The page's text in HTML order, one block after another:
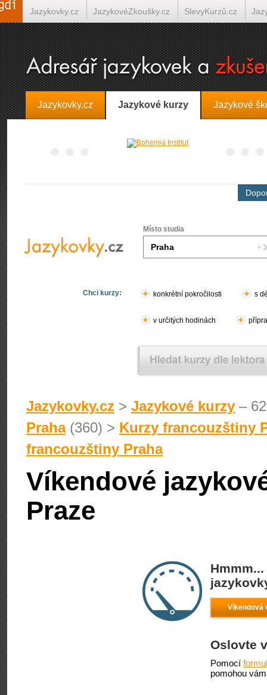
Jazykovky.cz Jazykové kurzy Jazykové
Místo studia
Chci kurzy: konkrétní pokročilosti s
v určitých hodinách
Jazykovky.cz > Jazykové kurzy –
Praha(360) > Kurzy francouzštiny
francouzštiny Praha
Víkendové
Praze
Víkendová
Oslovte
Pomocí
pomohou
Jazykovky.cz JazykovéZkoušky.cz SlevyKurzů.cz
Španělština on-line Italština on-line Tlumočení-